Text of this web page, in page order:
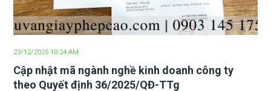
23/12/2025 10:24 AM
Cập nhật mã ngành nghề kinh doanh công ty
theo Quyết định 36/2025/QĐ-TTg